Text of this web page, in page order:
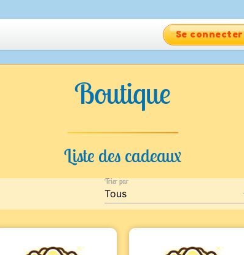
Se connecter
Boutique
Liste des cadeaux
Trier par